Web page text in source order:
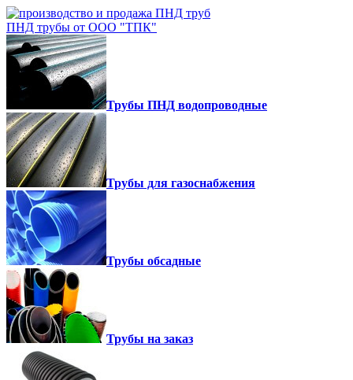
ПНД трубы от ООО "ТПК"
Трубы ПНД водопроводные
Трубы для газоснабжения
Трубы обсадные
Трубы на заказ